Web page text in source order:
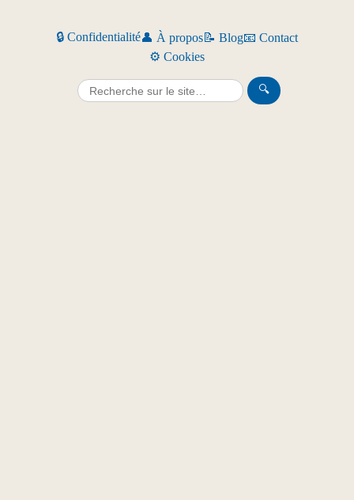
🔒 Confidentialité👤 À propos📝 Blog📧 Contact
⚙️ Cookies
🔍